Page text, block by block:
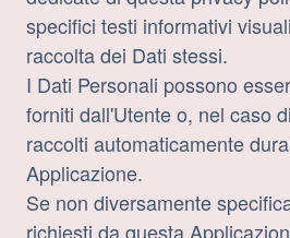
specifici testi informativi
raccolta dei Dati stessi.
I Dati Personali possono
forniti dall'Utente o, nel caso
raccolti automaticamente
Applicazione.
Se non diversamente
richiesti da questa